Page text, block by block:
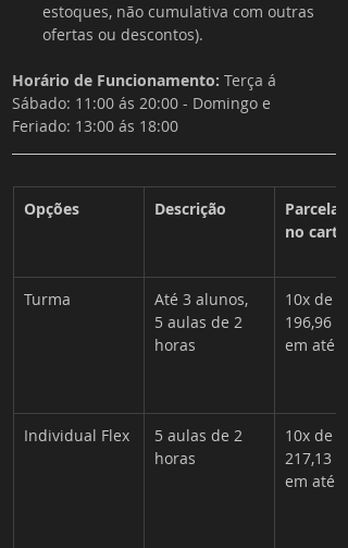
estoques, não cumulativa com outras
ofertas ou descontos).
Horário de Funcionamento: Terça á
Sábado: 11:00 ás 20:00 - Domingo e
Feriado: 13:00 ás 18:00
Opções Descrição
no cartão
Turma
Até 3 alunos,
5 aulas de 2
horas
10x de
196,96
em até
Individual Flex
5 aulas de 2
horas
10x de
217,13
em até